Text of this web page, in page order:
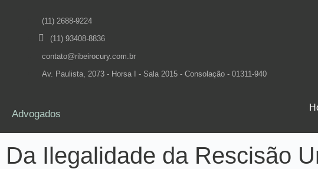
(11) 2688-9224
(11) 93408-8836
contato@ribeirocury.com.br
Av. Paulista, 2073 - Horsa I - Sala 2015 - Consolação - 01311-940
Advogados
Da Ilegalidade da Rescisão